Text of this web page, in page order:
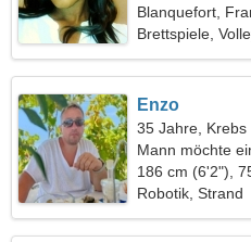
Blanquefort,
Brettspiele,
Enzo
35 Jahre, Krebs
Mann möchte
186 cm (6'2"),
Robotik, Strand